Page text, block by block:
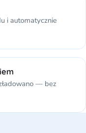
i automatycznie
— bez